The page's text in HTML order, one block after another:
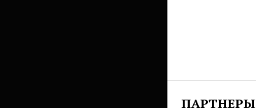
ПАРТНЕРЫ